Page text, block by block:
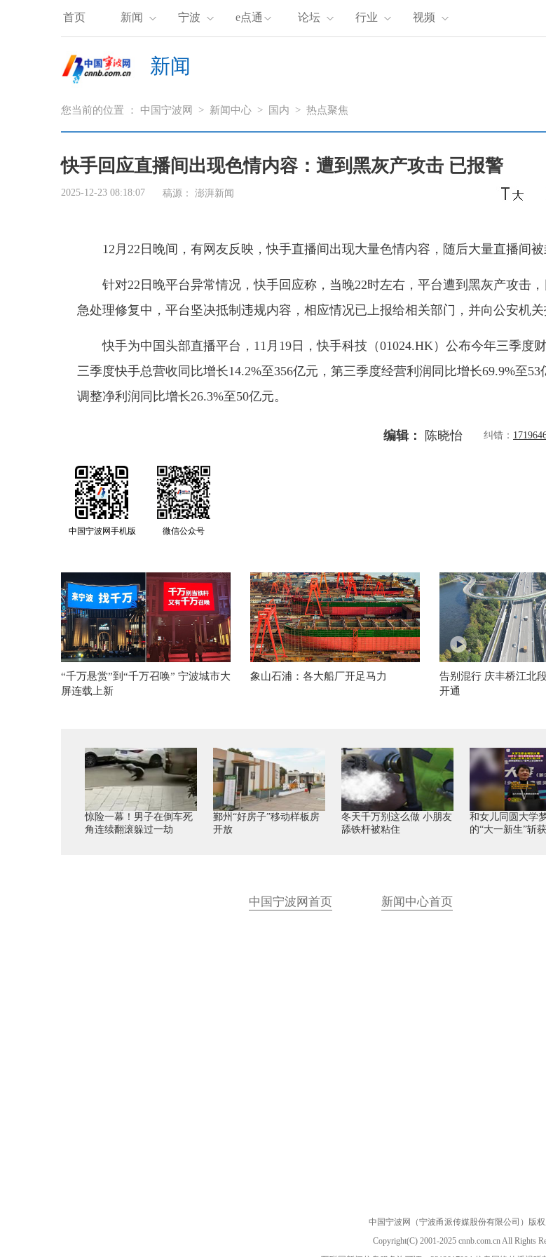
首页 新闻 宁波 e点通 论坛 行业 视频
新闻
您当前的位置 ： 中国宁波网 > 新闻中心 > 国内 > 热点聚焦
快手回应直播间出现色情内容：遭到黑灰产攻击 已报警
2025-12-23 08:18:07 稿源： 澎湃新闻
12月22日晚间，有网友反映，快手直播间出现大量色情内容，随后大量直播间被
针对22日晚平台异常情况，快手回应称，当晚22时左右，平台遭到黑灰产攻击
急处理修复中，平台坚决抵制违规内容，相应情况已上报给相关部门，并向公安机关
快手为中国头部直播平台，11月19日，快手科技（01024.HK）公布今年三季度财
三季度快手总营收同比增长14.2%至356亿元，第三季度经营利润同比增长69.9%至53
调整净利润同比增长26.3%至50亿元。
编辑： 陈晓怡 纠错：
中国宁波网手机版 微信公众号
“千万悬赏”到“千万召唤” 宁波城市大
屏连载上新
象山石浦：各大船厂开足马力
告别混行 庆丰桥江北
开通
惊险一幕！男子在倒车死
角连续翻滚躲过一劫
鄞州“好房子”移动样板房
开放
冬天千万别这么做 小朋友
舔铁杆被粘住
和女儿同圆大学
的“大一新生”斩
中国宁波网首页 新闻中心首页
中国宁波网（宁波甬派传媒股份有限公司）版
Copyright(C) 2001-2025 cnnb.com.cn All Rights